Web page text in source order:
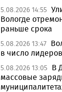
5.08.2026 14:55
Вологде
раньше срока
5.08.2026 13:47
в число
5.08.2026 13:05 В
массовые